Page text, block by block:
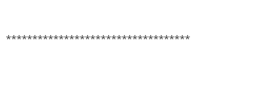
***********************************